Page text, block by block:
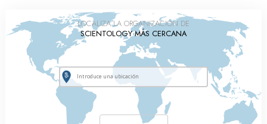
LOCALIZA LA ORGANIZACIÓN DE
SCIENTOLOGY MÁS CERCANA